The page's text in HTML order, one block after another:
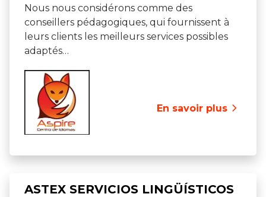
Nous nous considérons comme des
conseillers pédagogiques, qui fournissent à
leurs clients les meilleurs services possibles
adaptés…
En savoir plus
ASTEX SERVICIOS LINGÜÍSTICOS